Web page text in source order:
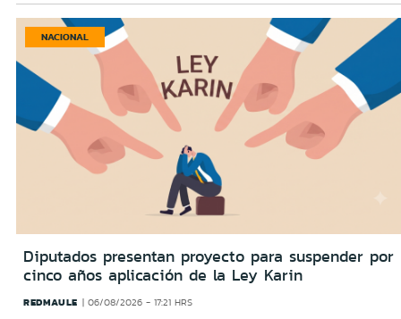
NACIONAL
Diputados presentan proyecto para suspender por
cinco años aplicación de la Ley Karin
REDMAULE 06/08/2026 - 17:21 HRS